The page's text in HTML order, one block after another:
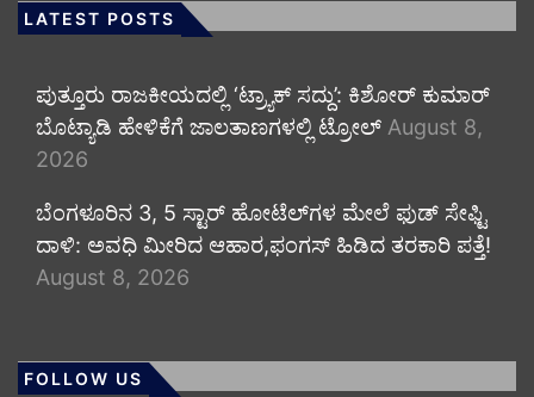
LATEST POSTS
ಪುತ್ತೂರು ರಾಜಕೀಯದಲ್ಲಿ ‘ಟ್ರ್ಯಾಕ್ ಸದ್ದು’: ಕಿಶೋರ್ ಕುಮಾರ್
ಬೊಟ್ಯಾಡಿ ಹೇಳಿಕೆಗೆ ಜಾಲತಾಣಗಳಲ್ಲಿ ಟ್ರೋಲ್ August 8,
2026
​ಬೆಂಗಳೂರಿನ 3, 5 ಸ್ಟಾರ್ ಹೋಟೆಲ್‌ಗಳ ಮೇಲೆ ಫುಡ್ ಸೇಫ್ಟಿ
ದಾಳಿ: ಅವಧಿ ಮೀರಿದ ಆಹಾರ,ಫಂಗಸ್ ಹಿಡಿದ ತರಕಾರಿ ಪತ್ತೆ!
August 8, 2026
FOLLOW US